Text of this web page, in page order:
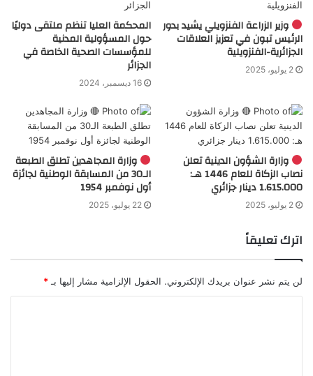
وزير الزراعة الفنزويلي يشيد بدور
الرئيس تبون في تعزيز العلاقات
الجزائرية-الفنزويلية
2 يوليو، 2025
المحكمة العليا تنظم ملتقى دوليًا
حول المسؤولية المدنية
للمؤسسات الصحية الخاصة في
الجزائر
16 ديسمبر، 2024
وزارة الشؤون الدينية تعلن
نصاب الزكاة للعام 1446 هـ:
1.615.000 دينار جزائري
2 يوليو، 2025
وزارة المجاهدين تطلق الطبعة
الـ30 من المسابقة الوطنية لجائزة
أول نوفمبر 1954
22 يوليو، 2025
اترك تعليقاً
لن يتم نشر عنوان بريدك الإلكتروني. الحقول الإلزامية مشار إليها بـ *